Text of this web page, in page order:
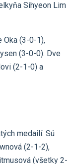
Sihyeon Lim
Oka (3-0-1),
(3-0-0). Dve
(2-1-0) a
medailí. Sú
(2-1-2),
(všetky 2-